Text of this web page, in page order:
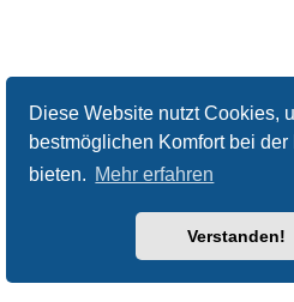
Diese Website nutzt Cookies,
bestmöglichen Komfort bei der
bieten. Mehr erfahren
Verstanden!